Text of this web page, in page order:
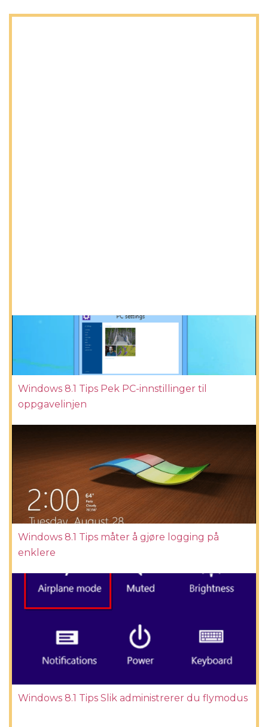
Windows 8.1 Tips Pek PC-innstillinger til
oppgavelinjen
Windows 8.1 Tips måter å gjøre logging på
enklere
Windows 8.1 Tips Slik administrerer du flymodus